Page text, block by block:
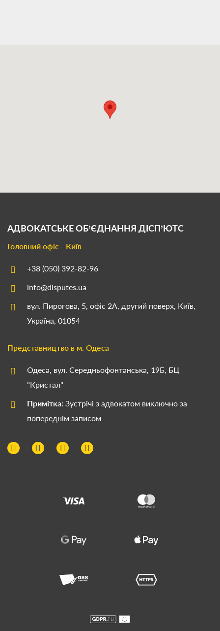
АДВОКАТСЬКЕ ОБ’ЄДНАННЯ ДІСП’ЮТС
Головний офіс - Київ
+38 (050) 392-82-96
info@disputes.ua
вул. Пирогова, 5, офіс 2А, другий поверх, Київ,
Україна, 01054
Представництво в м. Одеса
Одеса, вул. Середньофонтанська, 19Б, БЦ
"Кристал"
Примітка: Зустрічі з адвокатом виключно за
попереднім записом